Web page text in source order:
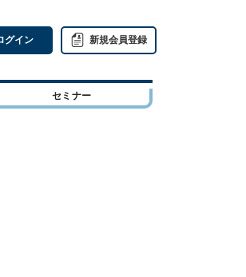
グイン 新規会員登録
セミナー